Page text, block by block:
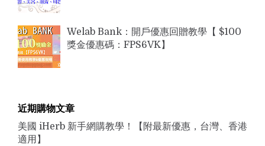
Welab Bank：開戶優惠回贈教學【 $100
獎金優惠碼：FPS6VK】
近期購物文章
美國 iHerb 新手網購教學！【附最新優惠，台灣、香港
適用】